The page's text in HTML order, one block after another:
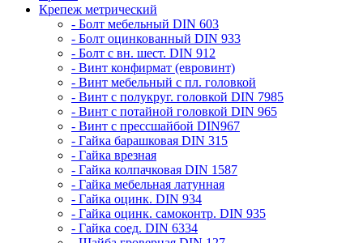
Крепеж метрический
- Болт мебельный DIN 603
- Болт оцинкованный DIN 933
- Болт с вн. шест. DIN 912
- Винт конфирмат (евровинт)
- Винт мебельный с пл. головкой
- Винт с полукруг. головкой DIN 7985
- Винт с потайной головкой DIN 965
- Винт с прессшайбой DIN967
- Гайка барашковая DIN 315
- Гайка врезная
- Гайка колпачковая DIN 1587
- Гайка мебельная латунная
- Гайка оцинк. DIN 934
- Гайка оцинк. самоконтр. DIN 935
- Гайка соед. DIN 6334